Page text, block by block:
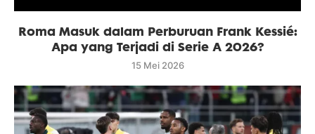
Roma Masuk dalam Perburuan Frank Kessié:
Apa yang Terjadi di Serie A 2026?
15 Mei 2026